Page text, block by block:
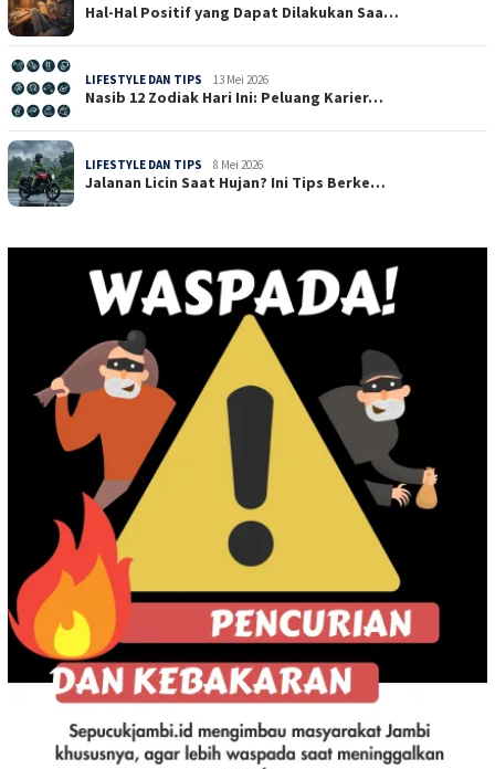
Hal-Hal Positif yang Dapat Dilakukan Saa…
LIFESTYLE DAN TIPS 13 Mei 2026
Nasib 12 Zodiak Hari Ini: Peluang Karier…
LIFESTYLE DAN TIPS 8 Mei 2026
Jalanan Licin Saat Hujan? Ini Tips Berke…